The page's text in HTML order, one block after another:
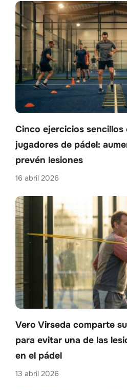
Cinco ejercicios sencillos
jugadores de pádel:
prevén lesiones
16 abril 2026
Vero Virseda comparte
para evitar una de las
en el pádel
13 abril 2026